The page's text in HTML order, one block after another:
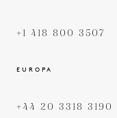
+1 418 800 3507
EUROPA
+44 20 3318 3190